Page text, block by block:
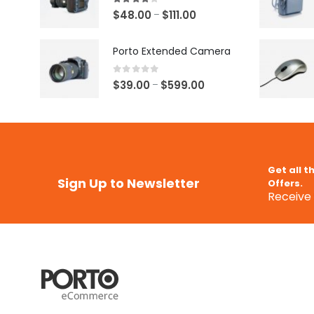
4.00 out of 5
$48.00 – $111.00
Porto Extended Camera
0 out of 5
$39.00 – $599.00
Sign Up to Newsletter
Get all
Offers.